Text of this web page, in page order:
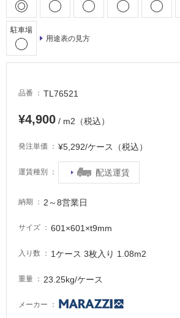
駐車場
用途表の見方
品番 TL76521
¥4,900 / m2（税込）
発注単価 ¥5,292/ケース（税込）
運賃種別 配送運賃
納期 2～8営業日
サイズ 601×601×t9mm
入り数 1ケース 3枚入り 1.08m2
重量 23.25kg/ケース
メーカー
場
常
て
る
適
い
る
が
注
が
要
適
し